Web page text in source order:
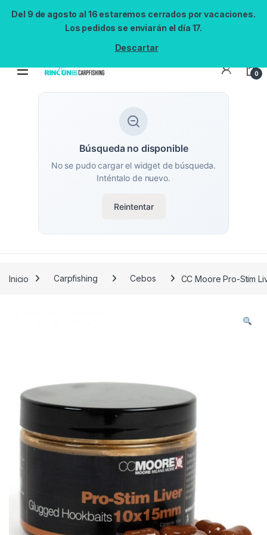
Del 9 de agosto al 16 estaremos cerrados por vacaciones.
Los pedidos se enviarán el día 17.
Descartar
0
Búsqueda no disponible
No se pudo cargar el widget de búsqueda.
Inténtalo de nuevo.
Reintentar
Inicio Carpfishing Cebos CC Moore Pro-Stim